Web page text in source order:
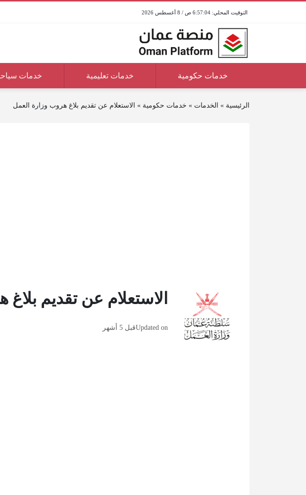
6:57:04 ص / 8 أغسطس 2026
خدمات حكومية خدمات تعليمية خدمات
الرئيسية » الخدمات » خدمات حكومية » الاستعلام عن تقديم بلاغ هروب وزارة العمل
الاستعلام عن تقديم
Updated onقبل 5 أشهر